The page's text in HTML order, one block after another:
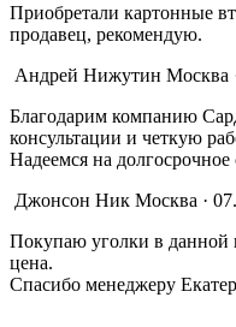
Приобретали картонные
продавец, рекомендую.
Андрей Нижутин Москва
Благодарим компанию
консультации и четкую
Надеемся на долгосрочное
Джонсон Ник Москва ·
Покупаю уголки в данной
цена.
Спасибо менеджеру